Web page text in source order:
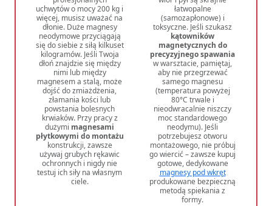
uchwytów o mocy 200 kg i
więcej, musisz uważać na
dłonie. Duże magnesy
neodymowe przyciągają
się do siebie z siłą kilkuset
kilogramów. Jeśli Twoja
dłoń znajdzie się między
nimi lub między
magnesem a stalą, może
dojść do zmiażdżenia,
złamania kości lub
powstania bolesnych
krwiaków. Przy pracy z
dużymi magnesami
płytkowymi do montażu
konstrukcji, zawsze
używaj grubych rękawic
ochronnych i nigdy nie
testuj ich siły na własnym
ciele.
łatwopalne
(samozapłonowe) i
toksyczne. Jeśli szukasz
kątowników
magnetycznych do
precyzyjnego spawania
w warsztacie, pamiętaj,
aby nie przegrzewać
samego magnesu
(temperatura powyżej
80°C trwale i
nieodwracalnie niszczy
moc standardowego
neodymu). Jeśli
potrzebujesz otworu
montażowego, nie próbuj
go wiercić – zawsze kupuj
gotowe, dedykowane
magnesy pod wkręt
produkowane bezpieczną
metodą spiekania z
formy.